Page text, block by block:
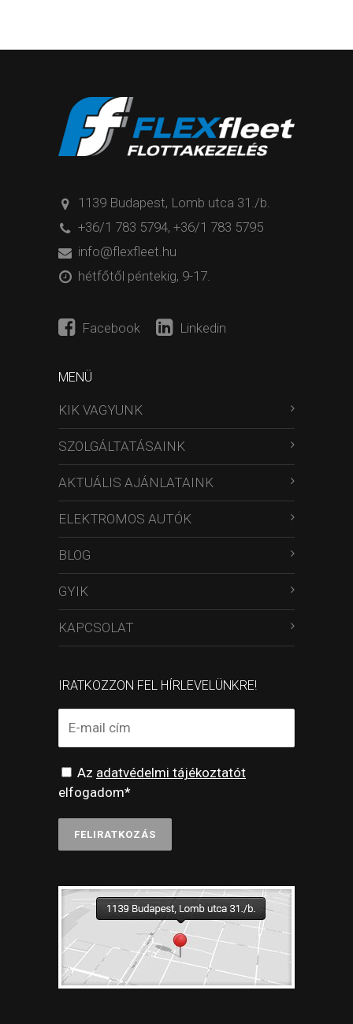
1139 Budapest, Lomb utca 31./b.
+36/1 783 5794, +36/1 783 5795
info@flexfleet.hu
hétfőtől péntekig, 9-17.
Facebook Linkedin
MENÜ
KIK VAGYUNK
SZOLGÁLTATÁSAINK
AKTUÁLIS AJÁNLATAINK
ELEKTROMOS AUTÓK
BLOG
GYIK
KAPCSOLAT
IRATKOZZON FEL HÍRLEVELÜNKRE!
Az adatvédelmi tájékoztatót
elfogadom*